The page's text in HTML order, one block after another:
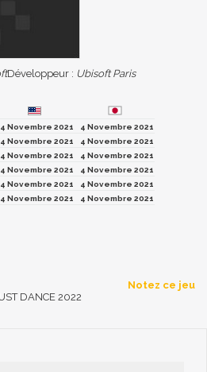
Développeur : Ubisoft Paris
4 Novembre 2021
4 Novembre 2021
4 Novembre 2021
4 Novembre 2021
4 Novembre 2021
4 Novembre 2021
4 Novembre 2021
4 Novembre 2021
4 Novembre 2021
4 Novembre 2021
4 Novembre 2021 4 Novembre 2021
Notez ce jeu
DANCE 2022